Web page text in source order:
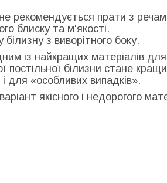
рекомендується прати з
блиску та м'якості.
з виворітного боку.
із найкращих матеріалів
постільної білизни стане
для «особливих випадків».
якісного і недорогого